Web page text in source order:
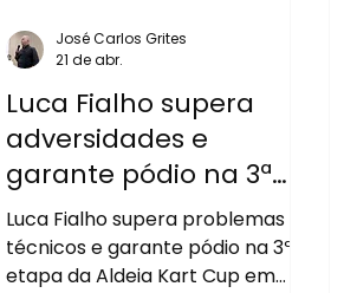
Luca Fialho supera
adversidades e
garante pódio na 3ª
etapa da Aldeia Kart
Cup
Luca Fialho supera problemas
técnicos e garante pódio na 3ª
etapa da Aldeia Kart Cup em
José Carlos Grites
21 de abr.